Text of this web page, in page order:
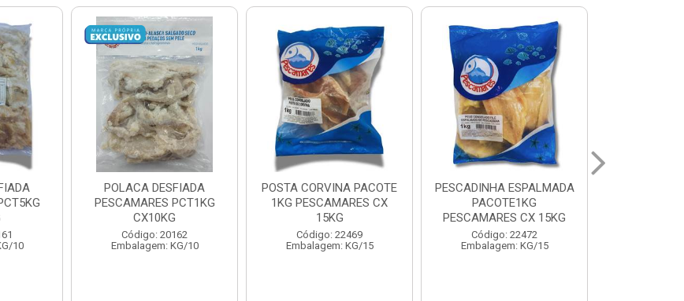
10
POSTA CORVINA PACOTE
1KG PESCAMARES CX
15KG
Código: 22469
Embalagem: KG/15
PESCADINHA ESPALMADA
PACOTE1KG
PESCAMARES CX 15KG
Código: 22472
Embalagem: KG/15
FILE DE PANGA PREMIUM
PACOTE 1KG CAIXA 10KG
Código: 20021
Embalagem: KG/10